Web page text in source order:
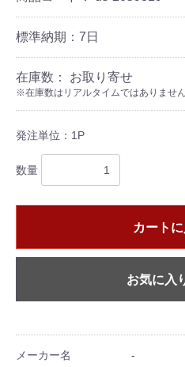
標準納期：7日
在庫数： お取り寄せ
※在庫数はリアルタイムではありませ
発注単位：1P
数量
カート
お気に入
メーカー名 -